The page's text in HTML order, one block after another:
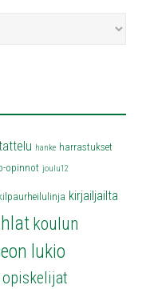
hanke harrastukset
opinnot joulu12
kirjailjailta
koulun
lukio
opiskelijat